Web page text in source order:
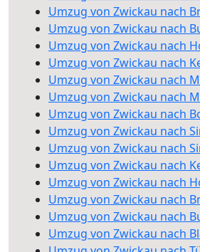
Umzug von Zwickau nach
Umzug von Zwickau nach
Umzug von Zwickau nach
Umzug von Zwickau nach
Umzug von Zwickau nach
Umzug von Zwickau nach
Umzug von Zwickau nach
Umzug von Zwickau nach
Umzug von Zwickau nach
Umzug von Zwickau nach
Umzug von Zwickau nach
Umzug von Zwickau nach
Umzug von Zwickau nach
Umzug von Zwickau nach